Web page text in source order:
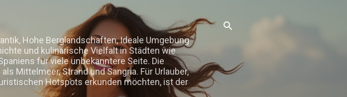
Hohe Berglandschaften, Ideale Umgebung
und kulinarische Vielfalt in Städten wie
für viele unbekanntere Seite. Die
Mittelmeer, Strand und Sangria. Für Urlauber,
Hotspots erkunden möchten, ist der